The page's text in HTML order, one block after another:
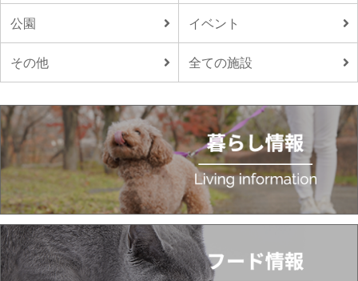
公園 イベント
その他 全ての施設